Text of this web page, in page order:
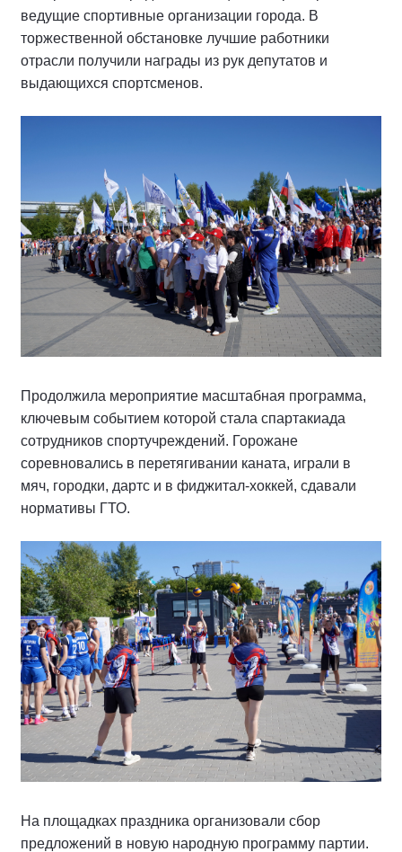
ведущие спортивные организации города. В
торжественной обстановке лучшие работники
отрасли получили награды из рук депутатов и
выдающихся спортсменов.
Продолжила мероприятие масштабная программа,
ключевым событием которой стала спартакиада
сотрудников спортучреждений. Горожане
соревновались в перетягивании каната, играли в
мяч, городки, дартс и в фиджитал-хоккей, сдавали
нормативы ГТО.
На площадках праздника организовали сбор
предложений в новую народную программу партии.